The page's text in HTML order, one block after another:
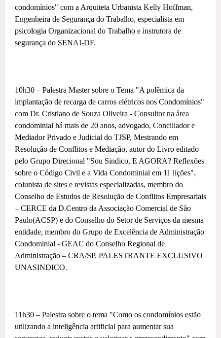
condomínios" com a Arquiteta Urbanista Kelly Hoffman,
Engenheira de Segurança do Trabalho, especialista em
psicologia Organizacional do Trabalho e instrutora de
segurança do SENAI-DF.
10h30 – Palestra Master sobre o Tema "A polêmica da
implantação de recarga de carros elétricos nos Condomínios"
com Dr. Cristiano de Souza Oliveira - Consultor na área
condominial há mais de 20 anos, advogado, Conciliador e
Mediador Privado e Judicial do TJSP, Mestrando em
Resolução de Conflitos e Mediação, autor do Livro editado
pelo Grupo Direcional "Sou Sindico, E AGORA? Reflexões
sobre o Código Civil e a Vida Condominial em 11 lições",
colunista de sites e revistas especializadas, membro do
Conselho de Estudos de Resolução de Conflitos Empresariais
– CERCE da D.Centro da Associação Comercial de São
Paulo(ACSP) e do Conselho do Setor de Serviços da mesma
entidade, membro do Grupo de Excelência de Administração
Condominial - GEAC do Conselho Regional de
Administração – CRA/SP. PALESTRANTE EXCLUSIVO
UNASINDICO.
11h30 – Palestra sobre o tema "Como os condomínios estão
utilizando a inteligência artificial para aumentar sua